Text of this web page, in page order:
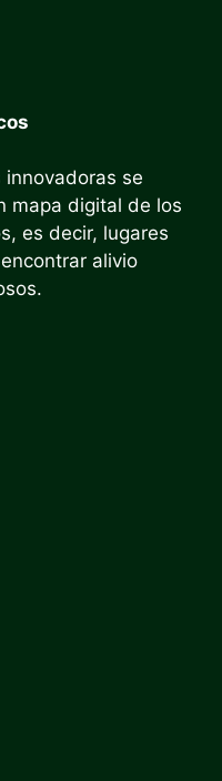
innovadoras se
mapa digital de los
es decir, lugares
alivio